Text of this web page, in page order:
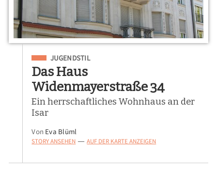
Eingeordnet unter
JUGENDSTIL
Das Haus
Widenmayerstraße 34
Ein herrschaftliches Wohnhaus an der
Isar
Von Eva Blüml
STORY ANSEHEN — AUF DER KARTE ANZEIGEN